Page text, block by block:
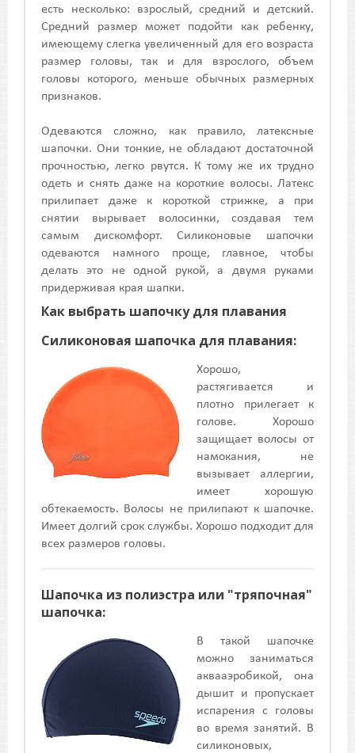
есть несколько: взрослый, средний и детский.
Средний размер может подойти как ребенку,
имеющему слегка увеличенный для его возраста
размер головы, так и для взрослого, объем
головы которого, меньше обычных размерных
признаков.
Одеваются сложно, как правило, латексные
шапочки. Они тонкие, не обладают достаточной
прочностью, легко рвутся. К тому же их трудно
одеть и снять даже на короткие волосы. Латекс
прилипает даже к короткой стрижке, а при
снятии вырывает волосинки, создавая тем
самым дискомфорт. Силиконовые шапочки
одеваются намного проще, главное, чтобы
делать это не одной рукой, а двумя руками
придерживая края шапки.
Как выбрать шапочку для плавания
Силиконовая шапочка для плавания:
Хорошо,
растягивается и
плотно прилегает к
голове. Хорошо
защищает волосы от
намокания, не
вызывает аллергии,
имеет хорошую
обтекаемость. Волосы не прилипают к шапочке.
Имеет долгий срок службы. Хорошо подходит для
всех размеров головы.
Шапочка из полиэстра или "тряпочная"
шапочка:
В такой шапочке
можно заниматься
аквааэробикой, она
дышит и пропускает
испарения с головы
во время занятий. В
силиконовых,